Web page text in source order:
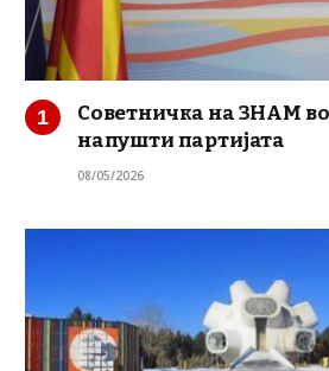
Советничка на ЗНАМ
напушти партијата
08/05/2026